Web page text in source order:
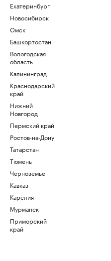
Екатеринбург
Новосибирск
Омск
Башкортостан
Вологодская
область
Калининград
Краснодарский
край
Нижний
Новгород
Пермский край
Ростов-на-Дону
Татарстан
Тюмень
Черноземье
Кавказ
Карелия
Мурманск
Приморский
край